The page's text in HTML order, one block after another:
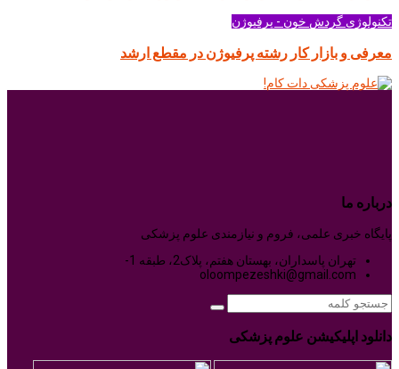
تکنولوژی گردش خون - پرفیوژن
معرفی و بازار کار رشته پرفیوژن در مقطع ارشد
درباره ما
پایگاه خبری علمی، فروم و نیازمندی علوم پزشکی
تهران پاسداران، بهستان هفتم، پلاک2، طبقه 1-
oloompezeshki@gmail.com
دانلود اپلیکیشن علوم پزشکی